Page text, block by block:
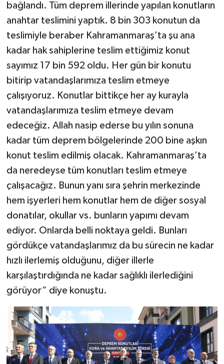
bağlandı. Tüm deprem illerinde yapılan konutların
anahtar teslimini yaptık. 8 bin 303 konutun da
teslimiyle beraber Kahramanmaraş’ta şu ana
kadar hak sahiplerine teslim ettiğimiz konut
sayımız 17 bin 592 oldu. Her gün bir konutu
bitirip vatandaşlarımıza teslim etmeye
çalışıyoruz. Konutlar bittikçe her ay kurayla
vatandaşlarımıza teslim etmeye devam
edeceğiz. Allah nasip ederse bu yılın sonuna
kadar tüm deprem bölgelerinde 200 bine aşkın
konut teslim edilmiş olacak. Kahramanmaraş’ta
da neredeyse tüm konutları teslim etmeye
çalışacağız. Bunun yanı sıra şehrin merkezinde
hem işyerleri hem konutlar hem de diğer sosyal
donatılar, okullar vs. bunların yapımı devam
ediyor. Onlarda belli noktaya geldi. Bunları
gördükçe vatandaşlarımız da bu sürecin ne kadar
hızlı ilerlemiş olduğunu, diğer illerle
karşılaştırdığında ne kadar sağlıklı ilerlediğini
görüyor” diye konuştu.